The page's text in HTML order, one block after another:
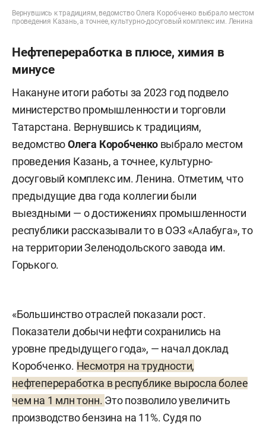
Вернувшись к традициям, ведомство Олега Коробченко выбрало местом
проведения Казань, а точнее, культурно-досуговый комплекс им. Ленина
Нефтепереработка в плюсе, химия в
минусе
Накануне итоги работы за 2023 год подвело
министерство промышленности и торговли
Татарстана. Вернувшись к традициям,
ведомствоОлега Коробченко выбрало местом
проведения Казань, а точнее, культурно-
досуговый комплекс им. Ленина. Отметим, что
предыдущие два года коллегии были
выездными — о достижениях промышленности
республики рассказывали то в ОЭЗ «Алабуга», то
на территории Зеленодольского завода им.
Горького.
«Большинство отраслей показали рост.
Показатели добычи нефти сохранились на
уровне предыдущего года», — начал доклад
Коробченко. Несмотря на трудности,
нефтепереработка в республике выросла более
чем на 1 млн тонн. Это позволило увеличить
производство бензина на 11%. Судя по